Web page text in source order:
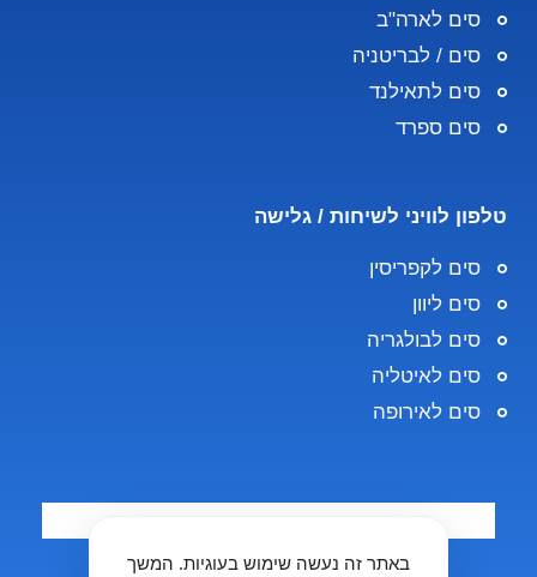
סים לארה"ב
סים / לבריטניה
סים לתאילנד
סים ספרד
טלפון לוויני לשיחות / גלישה
סים לקפריסין
סים ליוון
סים לבולגריה
סים לאיטליה
סים לאירופה
באתר זה נעשה שימוש בעוגיות. המשך